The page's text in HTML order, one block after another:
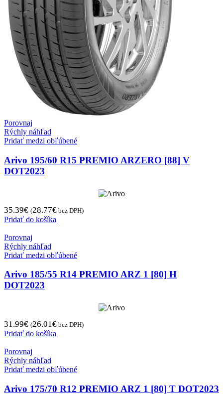
Porovnaj
Rýchly náhľad
Pridať medzi obľúbené
Arivo 195/60 R15 PREMIO ARZERO [88] V
DOT2023
35.39€ (28.77€ bez DPH)
Pridať do košíka
Porovnaj
Rýchly náhľad
Pridať medzi obľúbené
Arivo 185/55 R14 PREMIO ARZ 1 [80] H
DOT2023
31.99€ (26.01€ bez DPH)
Pridať do košíka
Porovnaj
Rýchly náhľad
Pridať medzi obľúbené
Arivo 175/70 R12 PREMIO ARZ 1 [80] T DOT2023